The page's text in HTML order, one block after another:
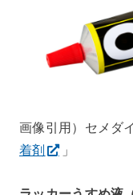
画像引用）セメダ
着剤
」